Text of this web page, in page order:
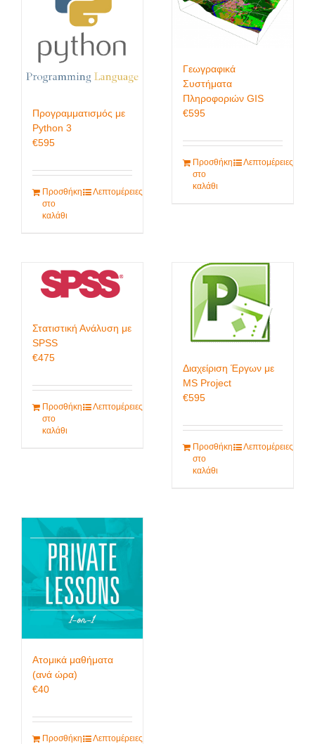
Προγραμματισμός με
Python 3
€595
Προσθήκη
στο
καλάθι
Λεπτομέρειες
Γεωγραφικά
Συστήματα
Πληροφοριών GIS
€595
Προσθήκη
στο
καλάθι
Λεπτομέρειες
Στατιστική Ανάλυση με
SPSS
€475
Προσθήκη
στο
καλάθι
Λεπτομέρειες
Διαχείριση Έργων με
MS Project
€595
Προσθήκη
στο
καλάθι
Λεπτομέρειες
Ατομικά μαθήματα
(ανά ώρα)
€40
Προσθήκη
Λεπτομέρειες